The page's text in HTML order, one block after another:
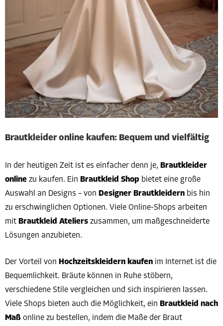
Brautkleider online kaufen: Bequem und vielfältig
In der heutigen Zeit ist es einfacher denn je, Brautkleider
online zu kaufen. Ein Brautkleid Shop bietet eine große
Auswahl an Designs – von Designer Brautkleidern bis hin
zu erschwinglichen Optionen. Viele Online-Shops arbeiten
mit Brautkleid Ateliers zusammen, um maßgeschneiderte
Lösungen anzubieten.
Der Vorteil von Hochzeitskleidern kaufen im Internet ist die
Bequemlichkeit. Bräute können in Ruhe stöbern,
verschiedene Stile vergleichen und sich inspirieren lassen.
Viele Shops bieten auch die Möglichkeit, ein Brautkleid nach
Maß online zu bestellen, indem die Maße der Braut